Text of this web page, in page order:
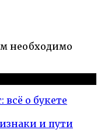
необходимо
о букете
и пути